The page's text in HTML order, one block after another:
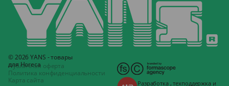
© 2026 YANS - товары
для Horeca
Публичная оферта
Политика конфиденциальности
Карта сайта
Разработка,техподдержка и